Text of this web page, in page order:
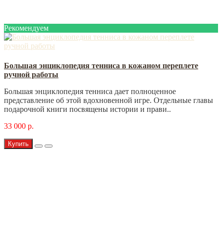
Рекомендуем
Большая энциклопедия тенниса в кожаном переплете
ручной работы
Большая энциклопедия тенниса дает полноценное
представление об этой вдохновенной игре. Отдельные главы
подарочной книги посвящены истории и прави..
33 000 р.
Купить